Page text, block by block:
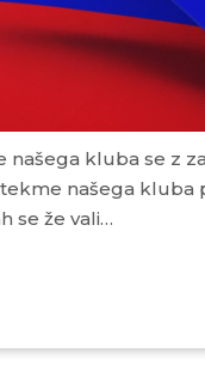
našega
se že vali…